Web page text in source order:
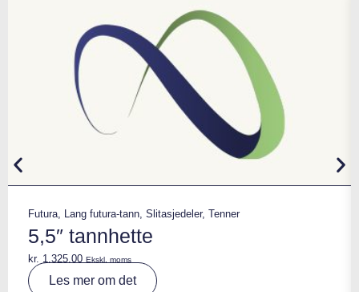
Futura Lang futura-tann Slitasjedeler, Tenner
5,5″ tannhette
kr. 1.325,00 Ekskl. moms
Les mer om det